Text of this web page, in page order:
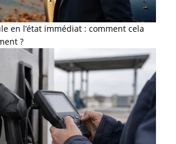
en l’état immédiat : comment cela
?